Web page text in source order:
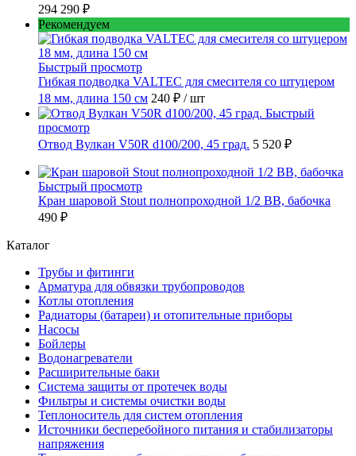
294 290 ₽
Рекомендуем
Быстрый просмотр
Гибкая подводка VALTEC для смесителя со штуцером
18 мм, длина 150 см 240 ₽ / шт
Быстрый
просмотр
Отвод Вулкан V50R d100/200, 45 град. 5 520 ₽
Быстрый просмотр
Кран шаровой Stout полнопроходной 1/2 ВВ, бабочка
490 ₽
Каталог
Трубы и фитинги
Арматура для обвязки трубопроводов
Котлы отопления
Радиаторы (батареи) и отопительные приборы
Насосы
Бойлеры
Водонагреватели
Расширительные баки
Система защиты от протечек воды
Фильтры и системы очистки воды
Теплоноситель для систем отопления
Источники бесперебойного питания и стабилизаторы
напряжения